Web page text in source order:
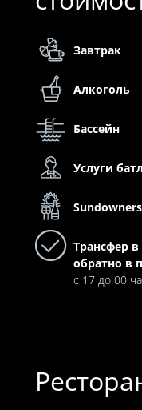
Завтрак
Алкоголь
Бассейн
Услуги
Sundowners
Трансфер
обратно в
с 17 до 00